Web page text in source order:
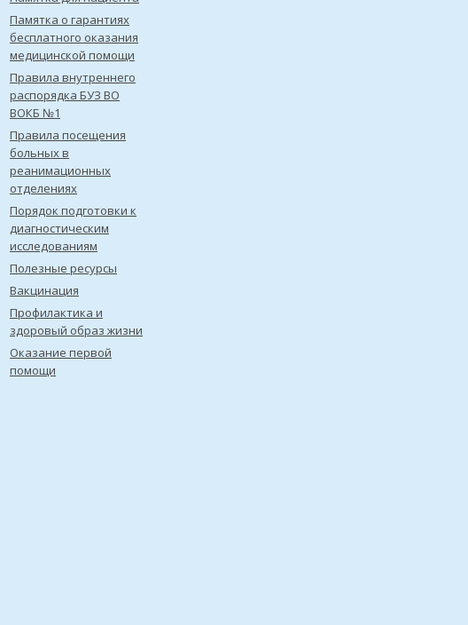
Памятка о гарантиях
бесплатного оказания
медицинской помощи
Правила внутреннего
распорядка БУЗ ВО
ВОКБ №1
Правила посещения
больных в
реанимационных
отделениях
Порядок подготовки к
диагностическим
исследованиям
Полезные ресурсы
Вакцинация
Профилактика и
здоровый образ жизни
Оказание первой
помощи